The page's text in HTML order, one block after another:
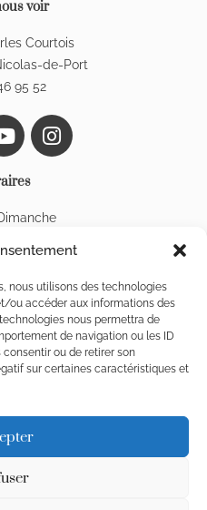
nous utilisons des technologies
ou accéder aux informations des
nous permettra de
de navigation ou les ID
ou de retirer son
sur certaines caractéristiques et
voir
Courtois
de-Port
95 52
Y
o
t
u
b
e
I
n
g
r
m
le 1er janvier et le 1er mai
pas admis dans le musée